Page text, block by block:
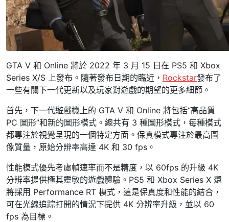
GTA V 和 Online 將於 2022 年 3 月 15 日在 PS5 和 Xbox
Series X/S 上發布。隨著發布日期的臨近， Rockstar發布了
一些有關下一代更新以及玩家對遊戲的期望的更多細節。
首先，下一代遊戲機上的 GTA V 和 Online 將包括“高品質
PC 圖形”和新的圖形模式。總共有 3 種圖形模式，每種模式
都專注於視覺呈現的一個特定方面。保真模式專注於最高圖
像質量，原始分辨率高達 4K 和 30 fps。
性能模式優先考慮幀速率而不是精度，以 60fps 的升級 4K
分辨率提供極其靈敏的遊戲體驗。PS5 和 Xbox Series X 還
將採用 Performance RT 模式，這是保真度和性能的結合，
可在光線追踪打開的情況下提供 4K 分辨率升級，並以 60
fps 為目標。